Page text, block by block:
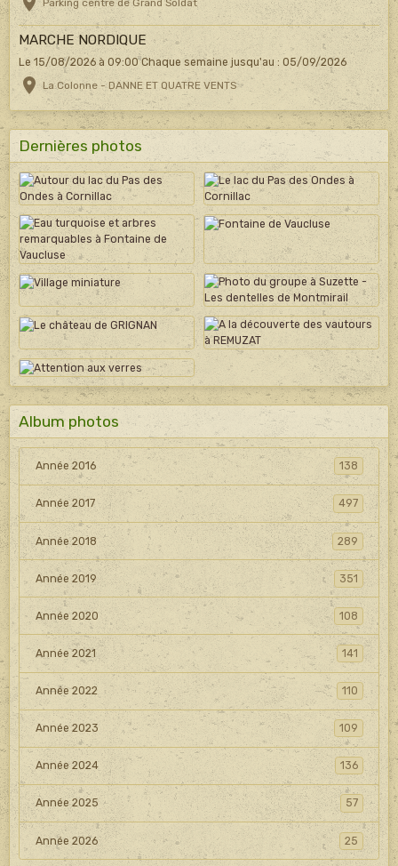
Parking centre de Grand Soldat
MARCHE NORDIQUE
Le 15/08/2026 à 09:00 Chaque semaine jusqu'au : 05/09/2026
La Colonne - DANNE ET QUATRE VENTS
Dernières photos
Album photos
Année 2016 138
Année 2017 497
Année 2018 289
Année 2019 351
Année 2020 108
Année 2021 141
Année 2022 110
Année 2023 109
Année 2024 136
Année 2025 57
Année 2026 25